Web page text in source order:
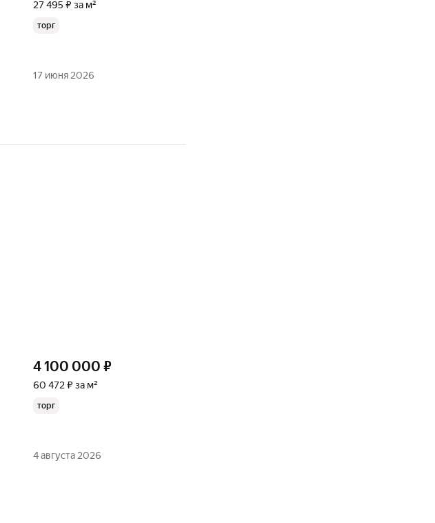
27 495 ₽ за м²
торг
17 июня 2026
4 100 000 ₽
60 472 ₽ за м²
торг
4 августа 2026